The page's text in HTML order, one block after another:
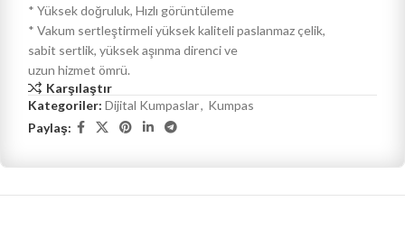
* Yüksek doğruluk, Hızlı görüntüleme
* Vakum sertleştirmeli yüksek kaliteli paslanmaz çelik,
sabit sertlik, yüksek aşınma direnci ve
uzun hizmet ömrü.
Karşılaştır
Kategoriler: Dijital Kumpaslar, Kumpas
Paylaş: